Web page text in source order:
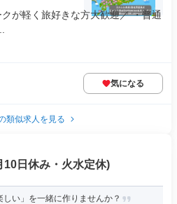
が軽く旅好きな方大歓迎／ ・普通
気になる
類似求人を見る
10日休み・火水定休)
い」を一緒に作りませんか？